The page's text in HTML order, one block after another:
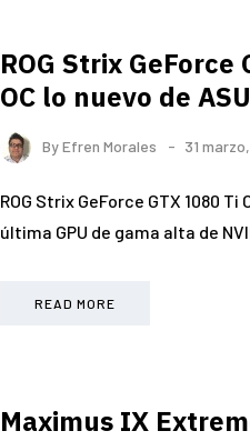
ROG Strix GeForce
OC lo nuevo de
ByEfren Morales 31
ROG Strix GeForce GTX 1080 Ti
última GPU de gama alta de
READ MORE
Maximus IX